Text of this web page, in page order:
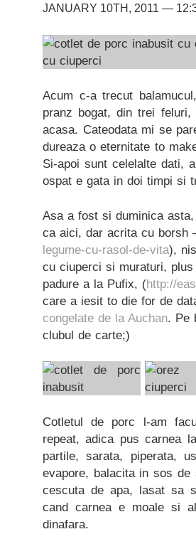
JANUARY 10TH, 2011 —
Acum c-a trecut
pranz bogat, din trei
acasa. Cateodata mi se
dureaza o eternitate to
Si-apoi sunt celelalte dati,
ospat e gata in doi timpi si
Asa a fost si duminica
ca aici, dar acrita cu borsh
legume-cu-rasol-de-vita),
cu ciuperci si muraturi,
padure a la Pufix, (http://
care a iesit to die for de
congelate de la Auchan. Pe
clubul de carte;)
Cotletul de porc l-am
repeat, adica pus carnea
partile, sarata, piperata,
evapore, balacita in sos
cescuta de apa, lasat sa
cand carnea e moale si
dinafara.